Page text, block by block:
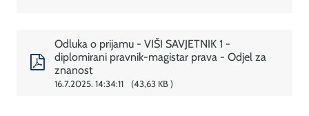
Odluka o prijamu - VIŠI SAVJETNIK 1 -
diplomirani pravnik-magistar prava - Odjel za
znanost
16.7.2025. 14:34:11 43,63 KB